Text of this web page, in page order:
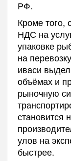
РФ.
Кроме того,
НДС на
упаковке
на
иваси
объёмах и
рыночную
становится
улов на
быстрее.